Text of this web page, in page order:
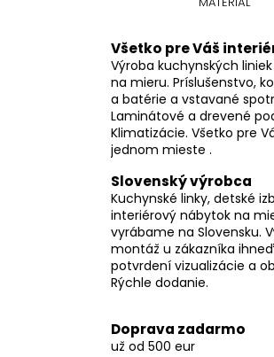
Všetko pre Váš
Výroba kuchynských
na mieru. Príslušenstvo,
a batérie a vstavané
Laminátové a drevené
Klimatizácie. Všetko pre
jednom mieste .
Slovenský výrobca
Kuchynské linky, detské
interiérový nábytok na
vyrábame na Slovensku.
montáž u zákazníka
potvrdení vizualizácie a
Rýchle dodanie.
Doprava zadarmo
už od 500 eur